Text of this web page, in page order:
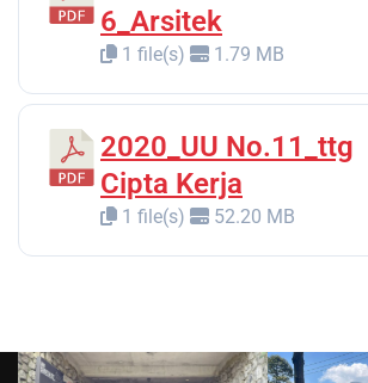
6_Arsitek
1 file(s) 1.79 MB
2020_UU No.11_ttg
Cipta Kerja
1 file(s) 52.20 MB